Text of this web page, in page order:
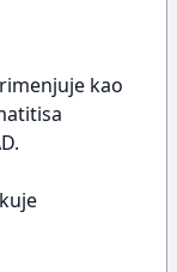
kao